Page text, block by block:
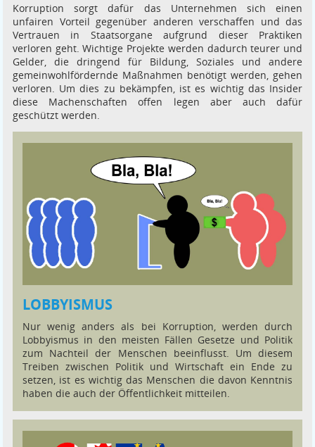
Korruption sorgt dafür das Unternehmen sich einen
unfairen Vorteil gegenüber anderen verschaffen und das
Vertrauen in Staatsorgane aufgrund dieser Praktiken
verloren geht. Wichtige Projekte werden dadurch teurer und
Gelder, die dringend für Bildung, Soziales und andere
gemeinwohlfördernde Maßnahmen benötigt werden, gehen
verloren. Um dies zu bekämpfen, ist es wichtig das Insider
diese Machenschaften offen legen aber auch dafür
geschützt werden.
LOBBYISMUS
Nur wenig anders als bei Korruption, werden durch
Lobbyismus in den meisten Fällen Gesetze und Politik
zum Nachteil der Menschen beeinflusst. Um diesem
Treiben zwischen Politik und Wirtschaft ein Ende zu
setzen, ist es wichtig das Menschen die davon Kenntnis
haben die auch der Öffentlichkeit mitteilen.